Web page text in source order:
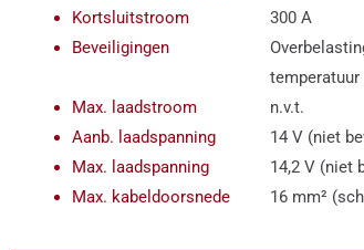
Kortsluitstroom
Beveiligingen
Max. laadstroom
Aanb. laadspanning
Max. laadspanning
Max. kabeldoorsnede
300 A
n.v.t.
14 V (niet
14,2 V (niet
16 mm²